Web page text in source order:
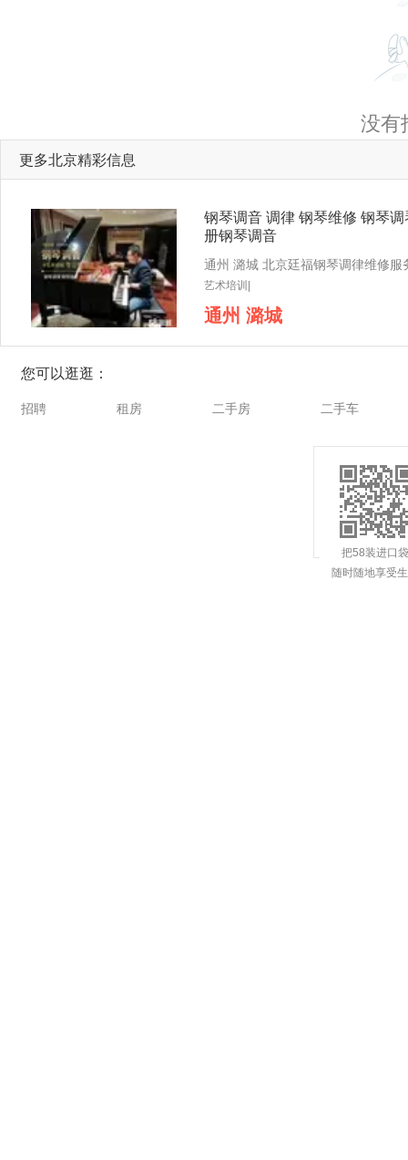
没有
更多北京精彩信息
钢琴调音 调律 钢琴维修 钢琴调
册钢琴调音
艺术培训|
通州 潞城
您可以逛逛：
招聘 租房 二手房 二手车
把58装进口袋
随时随地享受